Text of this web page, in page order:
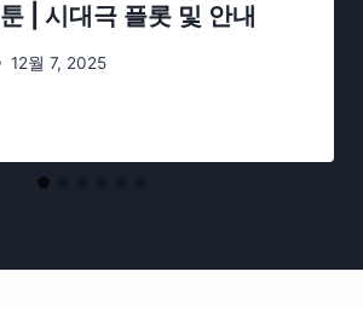
| 시대극 플롯 및 안내
12월 7, 2025